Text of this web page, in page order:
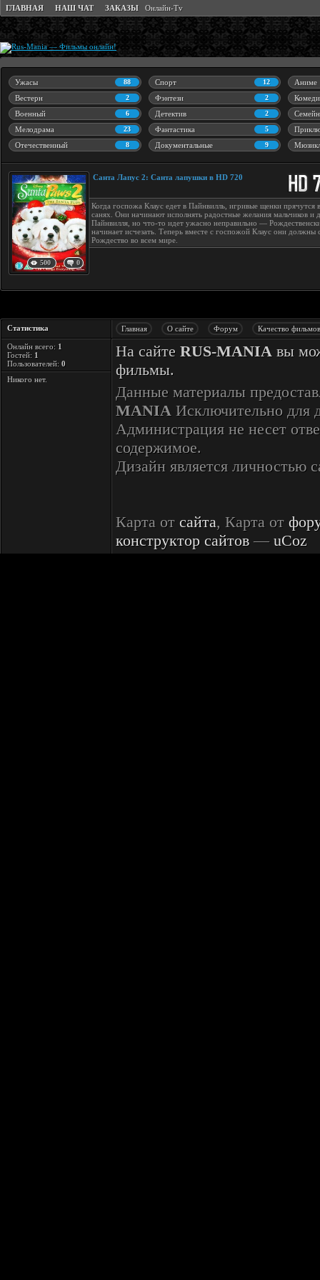
ГЛАВНАЯ НАШ ЧАТ ЗАКАЗЫ Онлайн-Tv
88
Ужасы 12
Спорт Аниме
2
Вестерн 2
Фэнтези
6
Военный 2
Детектив
23
Мелодрама 5
Фантастика
8
Отечественный 9
Документальные
500 0
Санта Лапус 2: Санта лапушки в HD 720
Когда госпожа Клаус едет в Пайнвилль, игривые щенки прячутся
санях. Они начинают исполнять радостные желания мальчиков и
Пайнвилля, но что-то идет ужасно неправильно —
начинает исчезать. Теперь вместе с госпожой Клаус они должны
Рождество во всем мире.
Статистика Главная О сайте Форум Качество фильмов
Онлайн всего: 1
Гостей: 1
Пользователей: 0
Никого нет.
На сайте RUS-MANIA вы
фильмы.
Данные материалы
MANIA Исключительно для
Администрация не несет
содержимое.
Дизайн является личностью
Карта от сайта, Карта от
конструктор сайтов — uCoz